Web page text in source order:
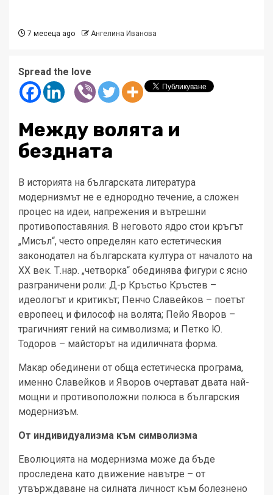
7 месеца ago Ангелина Иванова
Spread the love
Между волята и
бездната
В историята на българската литература
модернизмът не е еднородно течение, а сложен
процес на идеи, напрежения и вътрешни
противопоставяния. В неговото ядро стои кръгът
„Мисъл“, често определян като естетическия
законодател на българската култура от началото на
ХХ век. Т.нар. „четворка“ обединява фигури с ясно
разграничени роли: Д-р Кръстьо Кръстев –
идеологът и критикът; Пенчо Славейков – поетът
европеец и философ на волята; Пейо Яворов –
трагичният гений на символизма; и Петко Ю.
Тодоров – майсторът на идиличната форма.
Макар обединени от обща естетическа програма,
именно Славейков и Яворов очертават двата най-
мощни и противоположни полюса в българския
модернизъм.
От индивидуализма към символизма
Еволюцията на модернизма може да бъде
проследена като движение навътре – от
утвърждаване на силната личност към болезнено